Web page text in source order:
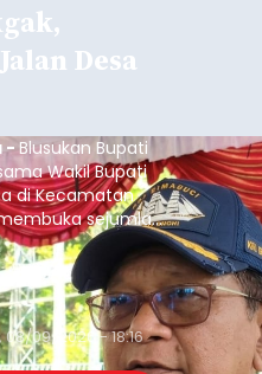
Desa
- Blusukan Bupati
Wakil Bupati
di Kecamatan
sejumlah
masyarakat. Dari
pertanian
menjadi
08/09/2026 - 18:16